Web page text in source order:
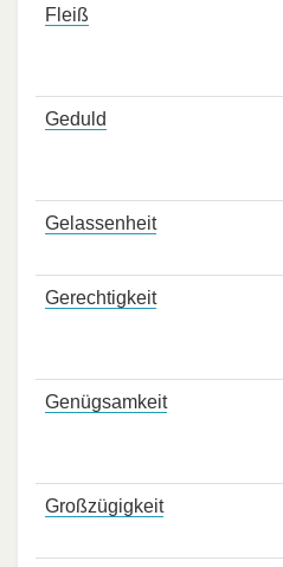
Fleiß
Geduld
Gelassenheit
Gerechtigkeit
Genügsamkeit
Großzügigkeit